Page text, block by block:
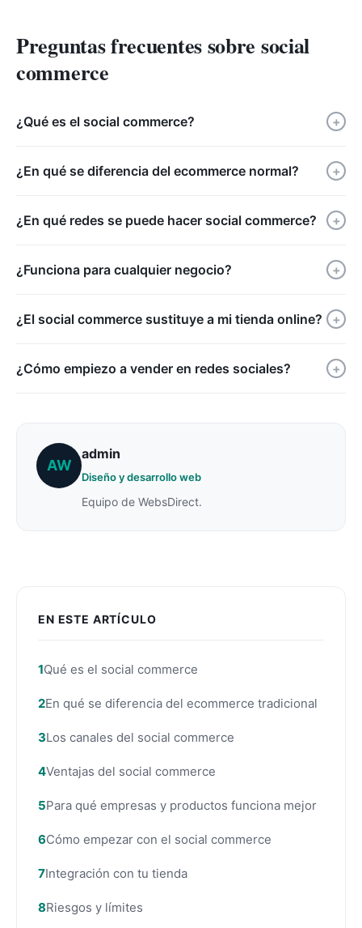
EN ESTE ARTÍCULO
Qué es el social commerce
En qué se diferencia del ecommerce tradicional
Los canales del social commerce
Ventajas del social commerce
Para qué empresas y productos funciona mejor
Cómo empezar con el social commerce
Integración con tu tienda
Riesgos y límites
Preguntas frecuentes sobre social
commerce
¿Qué es el social commerce? +
¿En qué se diferencia del ecommerce normal? +
¿En qué redes se puede hacer social commerce? +
¿Funciona para cualquier negocio? +
¿El social commerce sustituye a mi tienda online? +
¿Cómo empiezo a vender en redes sociales? +
AW
admin
Diseño y desarrollo web
Equipo de WebsDirect.